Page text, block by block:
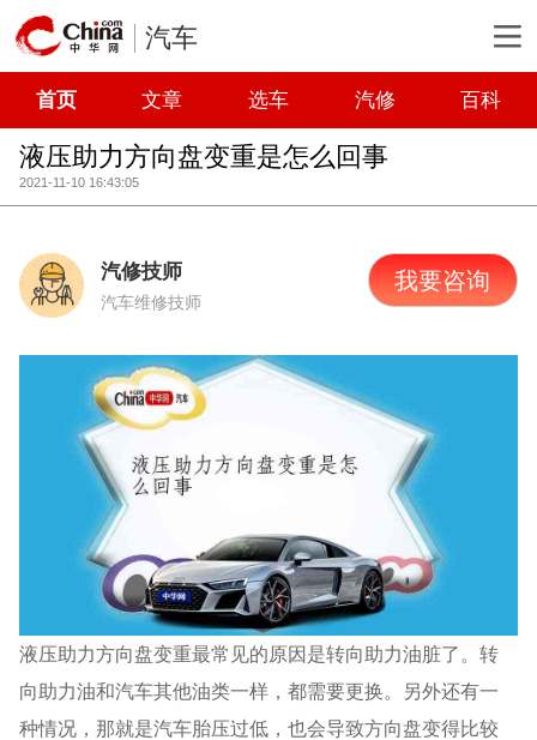
汽车
首页 文章 选车 汽修 百科
液压助力方向盘变重是怎么回事
2021-11-10 16:43:05
汽修技师
汽车维修技师
我要咨询
液压助力方向盘变重最常见的原因是转向助力油脏了。转
向助力油和汽车其他油类一样，都需要更换。另外还有一
种情况，那就是汽车胎压过低，也会导致方向盘变得比较